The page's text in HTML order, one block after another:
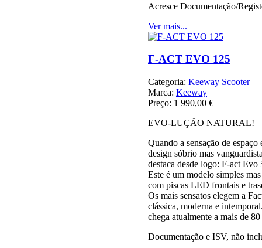
Acresce Documentação/
Ver mais...
F-ACT EVO 125
Categoria: Keeway Scooter
Marca: Keeway
Preço: 1 990,00 €
EVO-LUÇÃO NATURAL!
Quando a sensação de
design sóbrio mas
destaca desde logo: F-act
Este é um modelo simples
com piscas LED frontais e
Os mais sensatos elegem a
clássica, moderna e
chega atualmente a mais de 80
Documentação e ISV, não